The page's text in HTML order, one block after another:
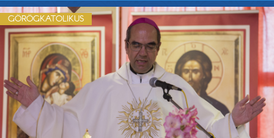
GÖRÖGKATOLIKUS